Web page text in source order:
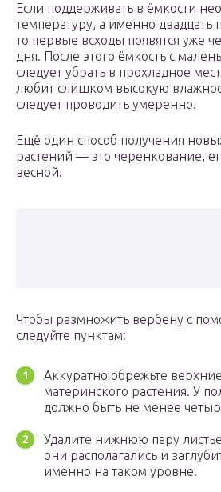
Если поддерживать в ёмкости
температуру, а именно двадцать
то первые всходы появятся уже
дня. После этого ёмкость с
следует убрать в прохладное
любит слишком высокую
следует проводить умеренно.
Ещё один способ получения
растений — это черенкование,
весной.
Чтобы размножить вербену с
следуйте пунктам:
Аккуратно обрежьте
материнского растения. У
должно быть не менее
Удалите нижнюю пару
они располагались и
именно на таком уровне.